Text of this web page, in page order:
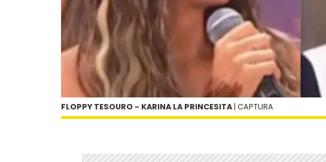
FLOPPY TESOURO - KARINA LA PRINCESITA | CAPTURA